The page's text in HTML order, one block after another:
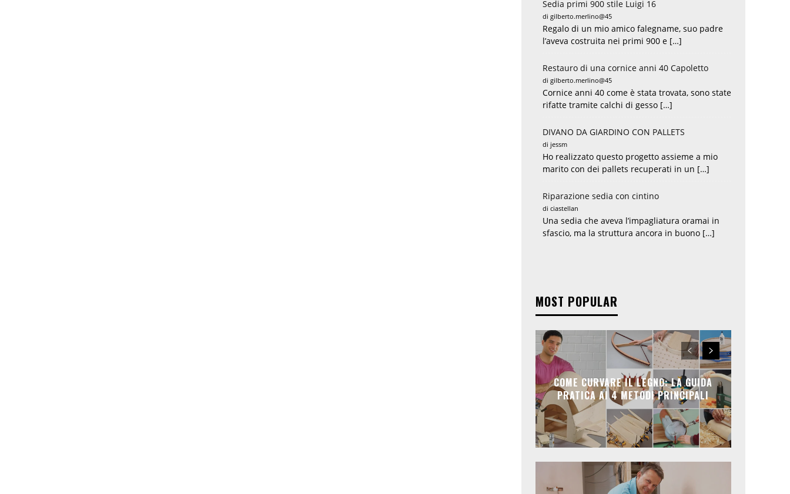
Sedia primi 900 stile Luigi 16
di gilberto.merlino@45
Regalo di un mio amico falegname, suo padre
l’aveva costruita nei primi 900 e […]
Restauro di una cornice anni 40 Capoletto
di gilberto.merlino@45
Cornice anni 40 come è stata trovata, sono state
rifatte tramite calchi di gesso […]
DIVANO DA GIARDINO CON PALLETS
di jessm
Ho realizzato questo progetto assieme a mio
marito con dei pallets recuperati in un […]
Riparazione sedia con cintino
di ciastellan
Una sedia che aveva l’impagliatura oramai in
sfascio, ma la struttura ancora in buono […]
MOST POPULAR
COME CURVARE IL LEGNO: LA GUIDA
PRATICA AI 4 METODI PRINCIPALI